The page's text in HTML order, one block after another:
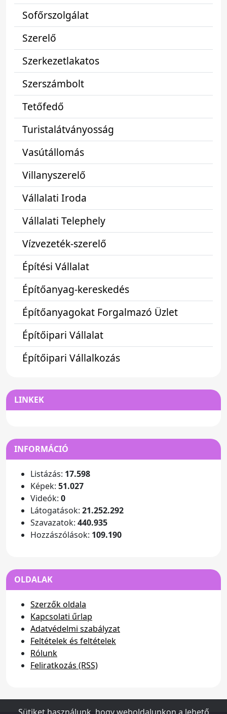
Sofőrszolgálat
Szerelő
Szerkezetlakatos
Szerszámbolt
Tetőfedő
Turistalátványosság
Vasútállomás
Villanyszerelő
Vállalati Iroda
Vállalati Telephely
Vízvezeték-szerelő
Építési Vállalat
Építőanyag-kereskedés
Építőanyagokat Forgalmazó Üzlet
Építőipari Vállalat
Építőipari Vállalkozás
LINKEK
INFORMÁCIÓ
Listázás: 17.598
Képek: 51.027
Videók: 0
Látogatások: 21.252.292
Szavazatok: 440.935
Hozzászólások: 109.190
OLDALAK
Szerzők oldala
Kapcsolati űrlap
Adatvédelmi szabályzat
Feltételek és feltételek
Rólunk
Feliratkozás (RSS)